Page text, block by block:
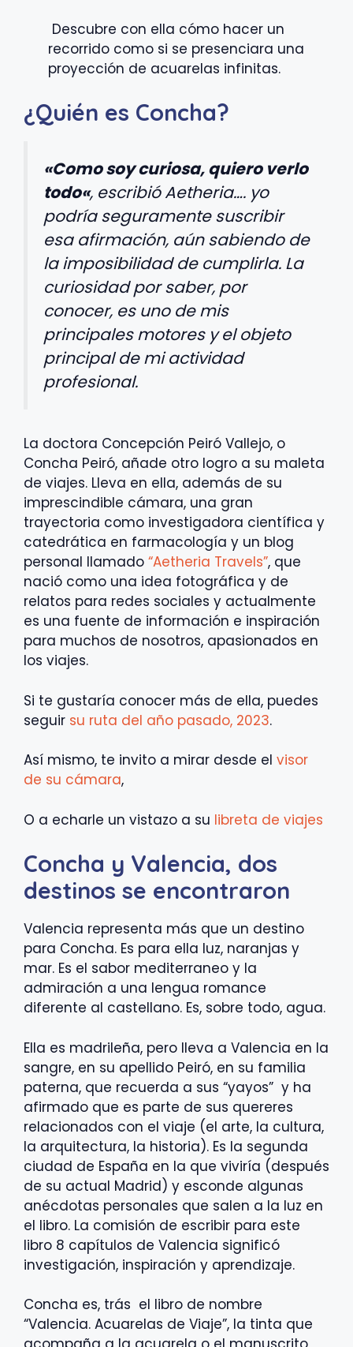
Descubre con ella cómo hacer un
recorrido como si se presenciara una
proyección de acuarelas infinitas.
¿Quién es Concha?
«Como soy curiosa, quiero verlo
todo«, escribió Aetheria…. yo
podría seguramente suscribir
esa afirmación, aún sabiendo de
la imposibilidad de cumplirla. La
curiosidad por saber, por
conocer, es uno de mis
principales motores y el objeto
principal de mi actividad
profesional.
La doctora Concepción Peiró Vallejo, o
Concha Peiró, añade otro logro a su maleta
de viajes. Lleva en ella, además de su
imprescindible cámara, una gran
trayectoria como investigadora científica y
catedrática en farmacología y un blog
personal llamado “Aetheria Travels”, que
nació como una idea fotográfica y de
relatos para redes sociales y actualmente
es una fuente de información e inspiración
para muchos de nosotros, apasionados en
los viajes.
Si te gustaría conocer más de ella, puedes
seguir su ruta del año pasado, 2023.
Así mismo, te invito a mirar desde el visor
de su cámara,
O a echarle un vistazo a su libreta de viajes
Concha y Valencia, dos
destinos se encontraron
Valencia representa más que un destino
para Concha. Es para ella luz, naranjas y
mar. Es el sabor mediterraneo y la
admiración a una lengua romance
diferente al castellano. Es, sobre todo, agua.
Ella es madrileña, pero lleva a Valencia en la
sangre, en su apellido Peiró, en su familia
paterna, que recuerda a sus “yayos” y ha
afirmado que es parte de sus quereres
relacionados con el viaje (el arte, la cultura,
la arquitectura, la historia). Es la segunda
ciudad de España en la que viviría (después
de su actual Madrid) y esconde algunas
anécdotas personales que salen a la luz en
el libro. La comisión de escribir para este
libro 8 capítulos de Valencia significó
investigación, inspiración y aprendizaje.
Concha es, trás el libro de nombre
“Valencia. Acuarelas de Viaje”, la tinta que